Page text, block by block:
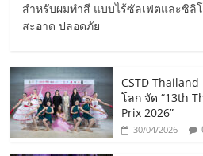
สำหรับผมทำสี แบบไร้ซัลเฟตและซิลิ
สะอาด ปลอดภัย
CSTD
โลก จัด “13th
Prix 2026”
30/04/2026